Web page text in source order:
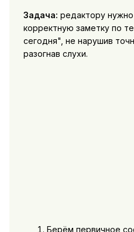
Задача: редактору
корректную заметку по
сегодня", не нарушив
разогнав слухи.
Берём первичное